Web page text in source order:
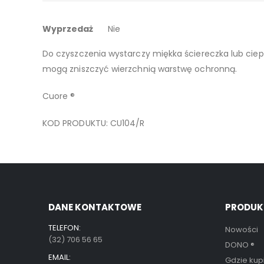
Obrazek malowany na białym drewnie, można go
Do czyszczenia wystarczy miękka ściereczka lub
mogą zniszczyć wierzchnią warstwę ochronną.
Cuore ®
KOD PRODUKTU: CU104/R
Więcej
Wyprzedaż Nie
DANE KONTAKTOWE
TELEFON:
(32) 706 56 65
EMAIL:
Nowości
DONO ®
Gdzie